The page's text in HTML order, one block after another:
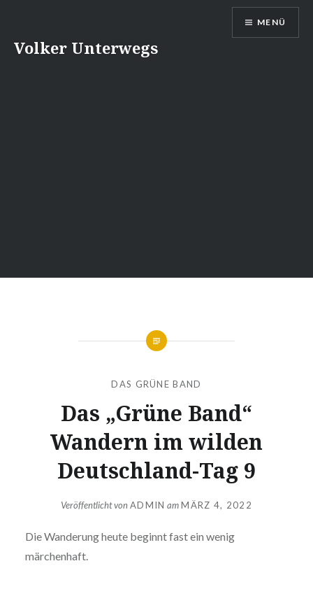
InhaltVolker Unterwegs
MENÜ
DAS GRÜNE BAND
Das „Grüne Band“
Wandern im wilden
Deutschland-Tag 9
Veröffentlicht vonADMIN amMÄRZ 4, 2022
Die Wanderung heute beginnt fast ein wenig
märchenhaft.